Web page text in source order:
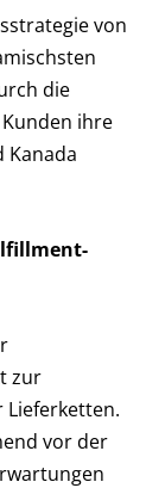
von
die
ihre
Kanada
zur
vor der